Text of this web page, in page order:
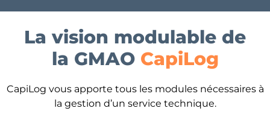
La vision modulable de
la GMAO CapiLog
CapiLog vous apporte tous les modules nécessaires à
la gestion d’un service technique.